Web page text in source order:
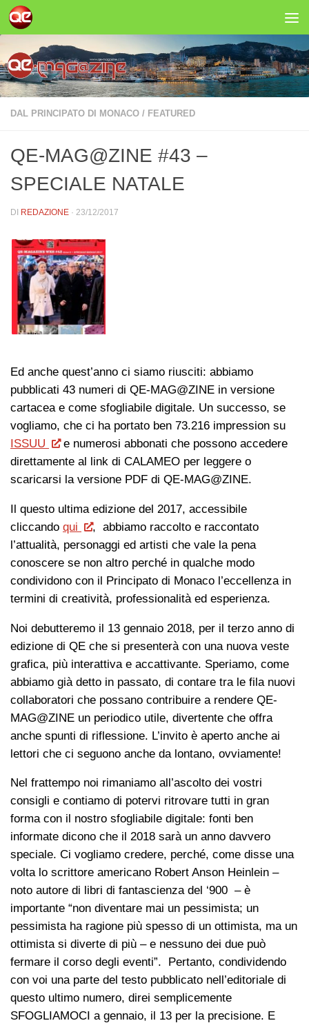
Salta al contenuto
DAL PRINCIPATO DI MONACO / FEATURED
QE-MAG@ZINE #43 –
SPECIALE NATALE
DI REDAZIONE · 23/12/2017
Ed anche quest’anno ci siamo riusciti: abbiamo
pubblicati 43 numeri di QE-MAG@ZINE in versione
cartacea e come sfogliabile digitale. Un successo, se
vogliamo, che ci ha portato ben 73.216 impression su
ISSUU
e numerosi abbonati che possono accedere
direttamente al link di CALAMEO per leggere o
scaricarsi la versione PDF di QE-MAG@ZINE.
Il questo ultima edizione del 2017, accessibile
cliccando qui
, abbiamo raccolto e raccontato
l’attualità, personaggi ed artisti che vale la pena
conoscere se non altro perché in qualche modo
condividono con il Principato di Monaco l’eccellenza in
termini di creatività, professionalità ed esperienza.
Noi debutteremo il 13 gennaio 2018, per il terzo anno di
edizione di QE che si presenterà con una nuova veste
grafica, più interattiva e accattivante. Speriamo, come
abbiamo già detto in passato, di contare tra le fila nuovi
collaboratori che possano contribuire a rendere QE-
MAG@ZINE un periodico utile, divertente che offra
anche spunti di riflessione. L’invito è aperto anche ai
lettori che ci seguono anche da lontano, ovviamente!
Nel frattempo noi rimaniamo all’ascolto dei vostri
consigli e contiamo di potervi ritrovare tutti in gran
forma con il nostro sfogliabile digitale: fonti ben
informate dicono che il 2018 sarà un anno davvero
speciale. Ci vogliamo credere, perché, come disse una
volta lo scrittore americano Robert Anson Heinlein –
noto autore di libri di fantascienza del ‘900 – è
importante “non diventare mai un pessimista; un
pessimista ha ragione più spesso di un ottimista, ma un
ottimista si diverte di più – e nessuno dei due può
fermare il corso degli eventi”. Pertanto, condividendo
con voi una parte del testo pubblicato nell’editoriale di
questo ultimo numero, direi semplicemente
SFOGLIAMOCI a gennaio, il 13 per la precisione. E